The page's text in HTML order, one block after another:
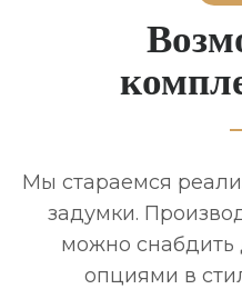
Мы стараемся
задумки.
можно
опциями в